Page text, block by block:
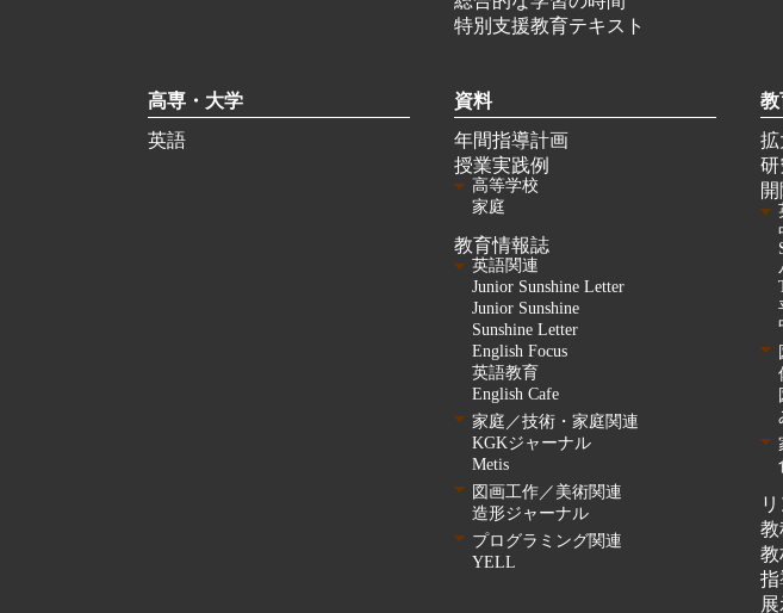
特別支援教育テキスト
高専・大学
英語
資料
年間指導計画
授業実践例
高等学校
家庭
教育情報誌
英語関連
Junior Sunshine Letter
Junior Sunshine
Sunshine Letter
English Focus
英語教育
English Cafe
家庭／技術・家庭関連
KGKジャーナル
Metis
図画工作／美術関連
造形ジャーナル
プログラミング関連
YELL
教
拡
研
教
教
指